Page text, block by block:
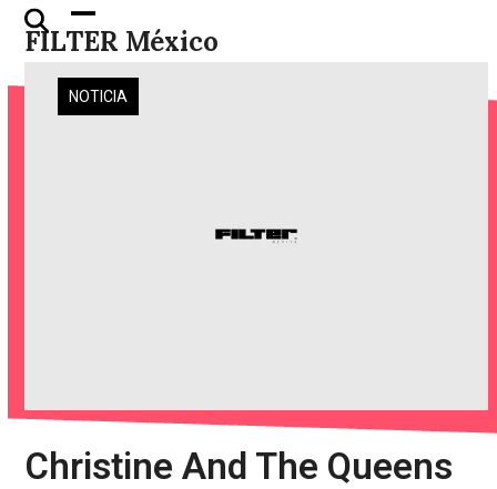
Skip
FILTER México
Open
mobile
menu
Close
mobile
menu
NOTICIA
Christine And The Queens